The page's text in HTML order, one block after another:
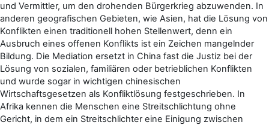
und Vermittler, um den drohenden Bürgerkrieg abzuwenden. In
anderen geografischen Gebieten, wie Asien, hat die Lösung von
Konflikten einen traditionell hohen Stellenwert, denn ein
Ausbruch eines offenen Konflikts ist ein Zeichen mangelnder
Bildung. Die Mediation ersetzt in China fast die Justiz bei der
Lösung von sozialen, familiären oder betrieblichen Konflikten
und wurde sogar in wichtigen chinesischen
Wirtschaftsgesetzen als Konfliktlösung festgeschrieben. In
Afrika kennen die Menschen eine Streitschlichtung ohne
Gericht, in dem ein Streitschlichter eine Einigung zwischen